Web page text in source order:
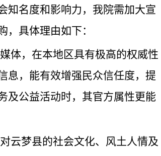
知名度和影响力，我院需加大宣
具体理由如下：
体，在本地区具有极高的权威性
息，能有效增强民众信任度，提
及公益活动时，其官方属性更能
云梦县的社会文化、风土人情及